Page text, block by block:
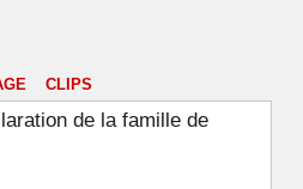
CLIPS
de la famille de